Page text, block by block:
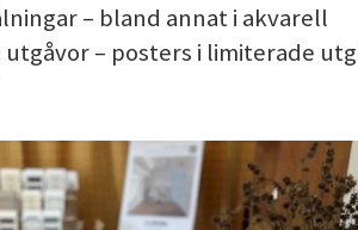
– bland annat i akvarell
utgåvor – posters i limiterade